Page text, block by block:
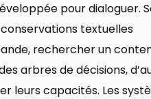
pour dialoguer.
textuelles
rechercher un
arbres de décisions,
leurs capacités. Les